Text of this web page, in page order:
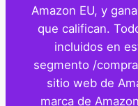
Amazon EU, y
que califican.
incluidos en
segmento /
sitio web de
marca de